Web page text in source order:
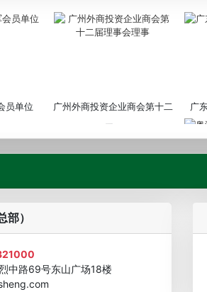
员单位
广州外商投资企业商会第十二
届...
广
部）
中路69号东山广场18楼